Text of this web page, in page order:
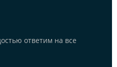
ответим на все